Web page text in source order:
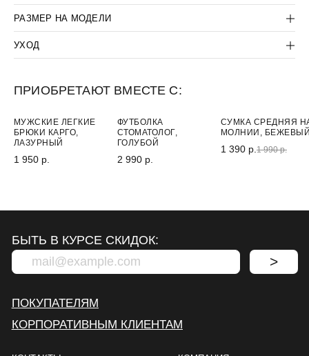
РАЗМЕР НА МОДЕЛИ
УХОД
ПРИОБРЕТАЮТ ВМЕСТЕ С:
МУЖСКИЕ ЛЕГКИЕ
БРЮКИ КАРГО,
ЛАЗУРНЫЙ
1 950 р.
ФУТБОЛКА
СТОМАТОЛОГ,
ГОЛУБОЙ
2 990 р.
СУМКА СРЕДНЯЯ
МОЛНИИ,
1 390 р. 1 990 р.
КОМПАНИЯ:
КОНТАКТЫ:
+7(812) 507-36-80